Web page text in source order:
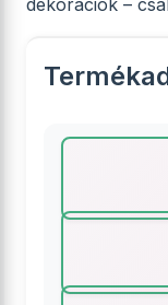
dekorációk –